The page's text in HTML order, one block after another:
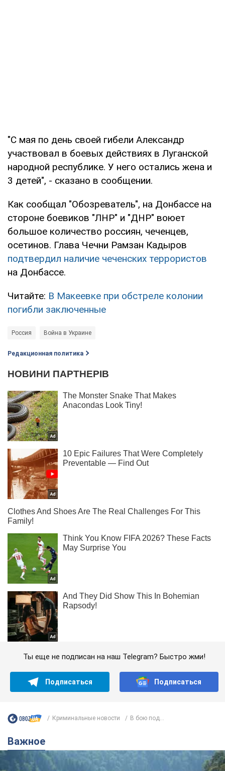
"С мая по день своей гибели Александр
участвовал в боевых действиях в Луганской
народной республике. У него остались жена и
3 детей", - сказано в сообщении.
Как сообщал "Обозреватель", на Донбассе на
стороне боевиков "ЛНР" и "ДНР" воюет
большое количество россиян, чеченцев,
осетинов. Глава Чечни Рамзан Кадыров
подтвердил наличие чеченских террористов
на Донбассе.
Читайте: В Макеевке при обстреле колонии
погибли заключенные
Россия Война в Украине
Редакционная политика
Ты еще не подписан на наш Telegram? Быстро жми!
Подписаться Подписаться
Криминальные новости В бою под...
Важное